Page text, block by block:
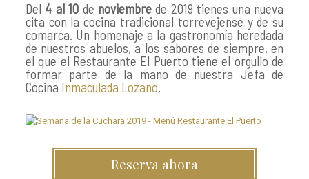
Del 4 al 10 de noviembre de 2019 tienes una nueva
cita con la cocina tradicional torrevejense y de su
comarca. Un homenaje a la gastronomía heredada
de nuestros abuelos, a los sabores de siempre, en
el que el Restaurante El Puerto tiene el orgullo de
formar parte de la mano de nuestra Jefa de
Cocina Inmaculada Lozano.
Reserva ahora